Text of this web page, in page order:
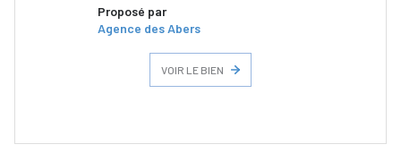
Proposé par
Agence des Abers
VOIR LE BIEN